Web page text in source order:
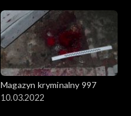
Magazyn kryminalny 997
10.03.2022